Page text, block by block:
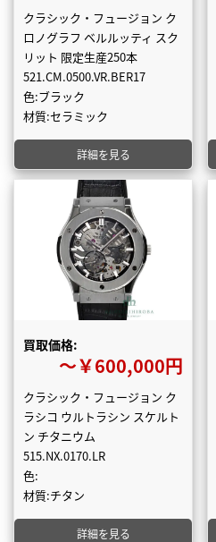
クラシック・フュージョン ク
ロノグラフ ベルルッティ スク
リット 限定生産250本
521.CM.0500.VR.BER17
色:ブラック
材質:セラミック
詳細を見る
買取価格:
〜￥600,000円
クラシック・フュージョン ク
ラシコ ウルトラシン スケルト
ン チタニウム
515.NX.0170.LR
色:
材質:チタン
詳細を見る